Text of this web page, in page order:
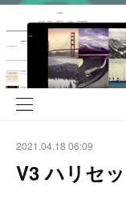
2021.04.18 06:09
V3 ハリセ